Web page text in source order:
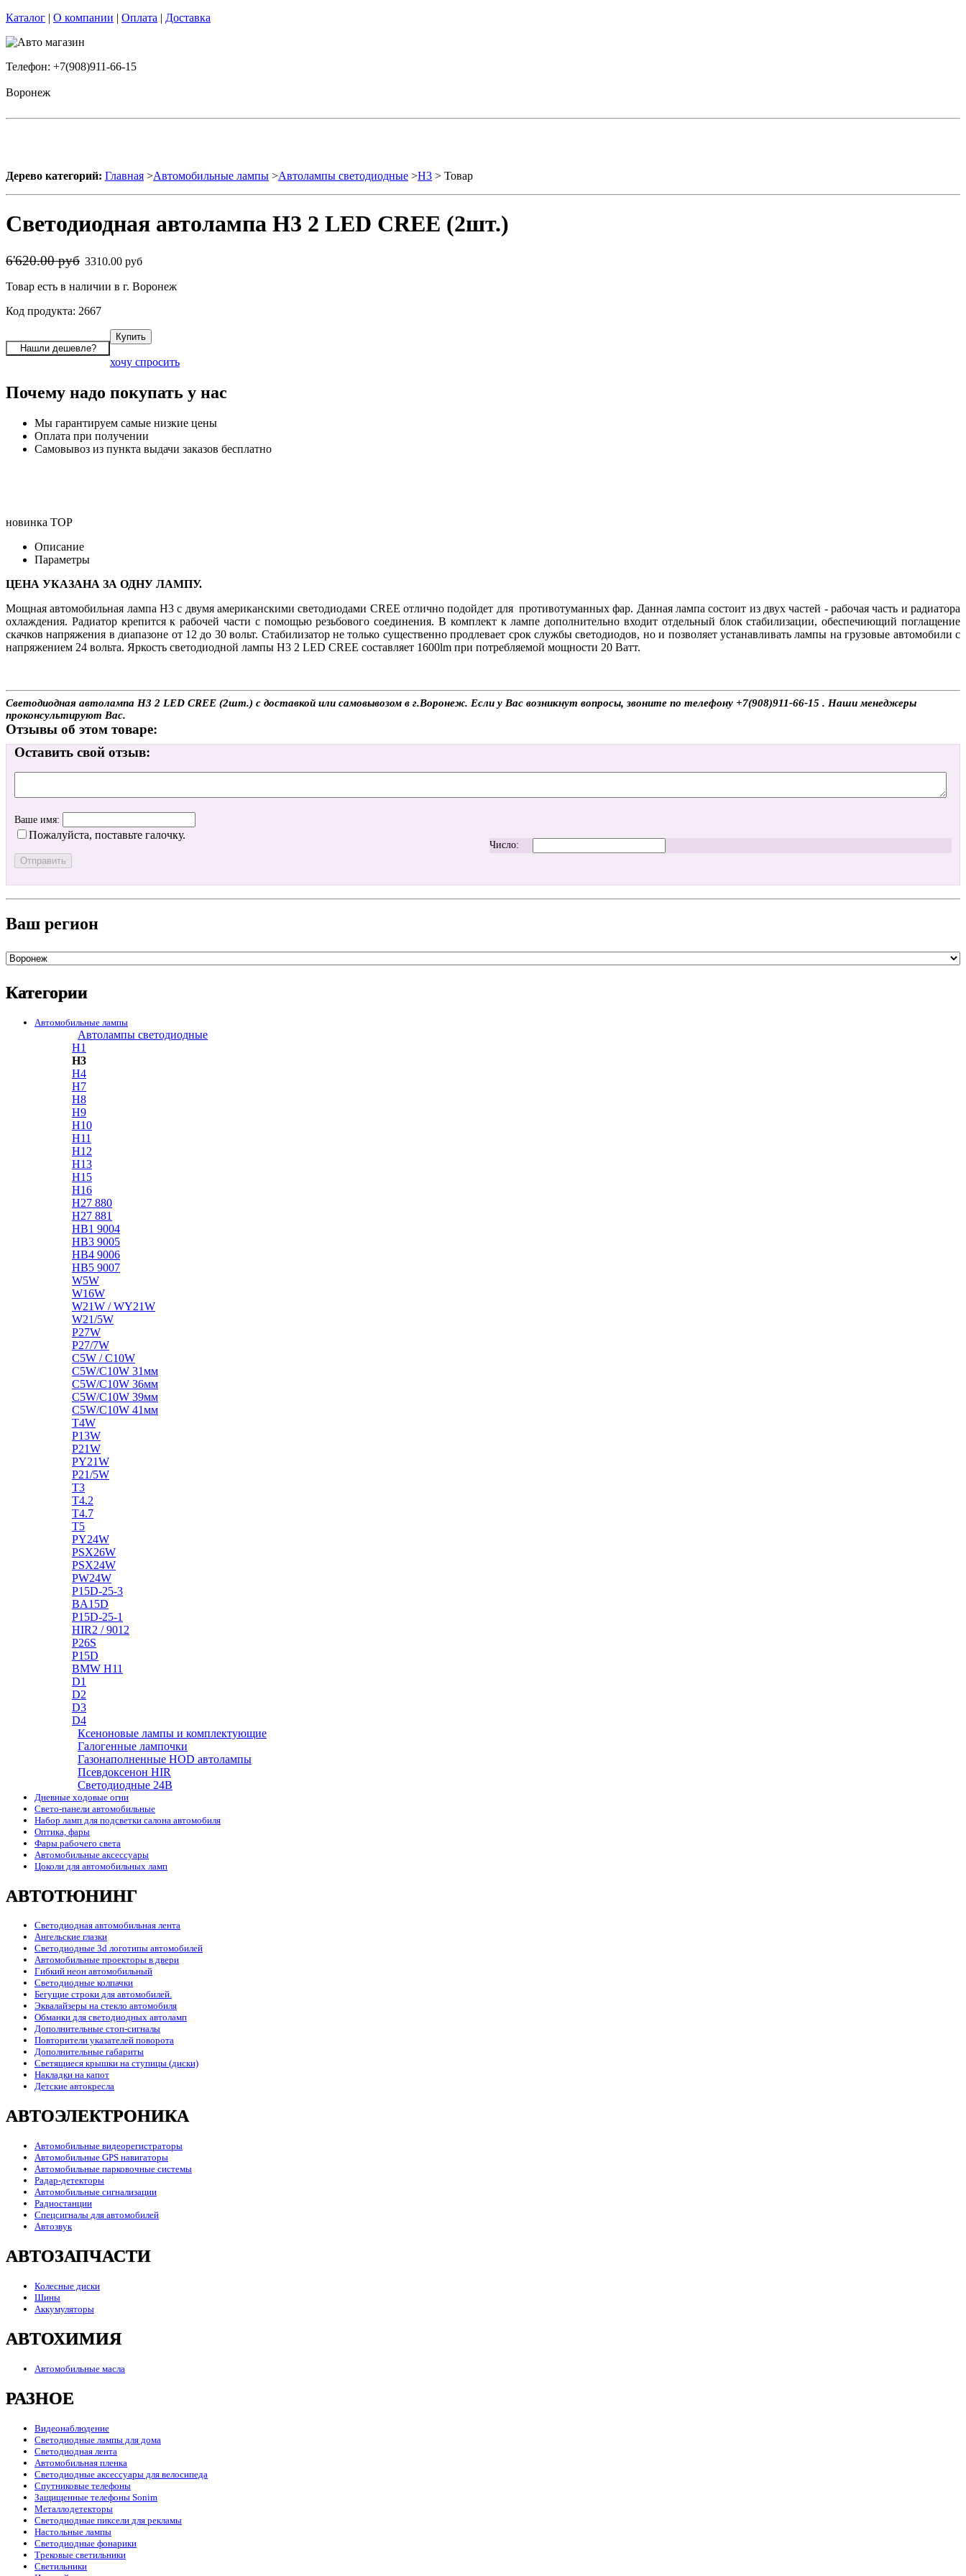
Каталог | О компании | Оплата | Доставка
Телефон: +7(908)911-66-15
Воронеж
Дерево категорий: Главная >Автомобильные лампы >Автолампы светодиодные >H3 > Товар
Светодиодная автолампа H3 2 LED CREE (2шт.)
6'620.00 руб 3310.00 руб
Товар есть в наличии в г. Воронеж
Код продукта: 2667
хочу спросить
Почему надо покупать у нас
Мы гарантируем самые низкие цены
Оплата при получении
Самовывоз из пункта выдачи заказов бесплатно
новинка TOP
Описание
Параметры
ЦЕНА УКАЗАНА ЗА ОДНУ ЛАМПУ.
Мощная автомобильная лампа H3 с двумя американскими светодиодами CREE отлично подойдет для противотуманных фар. Данная лампа состоит из двух частей - рабочая часть и радиатора
охлаждения. Радиатор крепится к рабочей части с помощью резьбового соединения. В комплект к лампе дополнительно входит отдельный блок стабилизации, обеспечиющий поглащение
скачков напряжения в диапазоне от 12 до 30 вольт. Стабилизатор не только существенно продлевает срок службы светодиодов, но и позволяет устанавливать лампы на грузовые автомобили с
напряжением 24 вольта. Яркость светодиодной лампы H3 2 LED CREE составляет 1600lm при потребляемой мощности 20 Ватт.
Светодиодная автолампа H3 2 LED CREE (2шт.) с доставкой или самовывозом в г.Воронеж. Если у Вас возникнут вопросы, звоните по телефону +7(908)911-66-15 . Наши менеджеры
проконсультируют Вас.
Отзывы об этом товаре:
Оставить свой отзыв:
Ваше имя:
Пожалуйста, поставьте галочку.
Число:
Ваш регион
Категории
Автомобильные лампы
Автолампы светодиодные
H1
H3
H4
H7
H8
H9
H10
H11
H12
H13
H15
H16
H27 880
H27 881
HB1 9004
HB3 9005
HB4 9006
HB5 9007
W5W
W16W
W21W / WY21W
W21/5W
P27W
P27/7W
C5W / C10W
C5W/C10W 31мм
C5W/C10W 36мм
C5W/C10W 39мм
C5W/C10W 41мм
T4W
P13W
P21W
PY21W
P21/5W
T3
T4.2
T4.7
T5
PY24W
PSX26W
PSX24W
PW24W
P15D-25-3
BA15D
P15D-25-1
HIR2 / 9012
P26S
P15D
BMW H11
D1
D2
D3
D4
Ксеноновые лампы и комплектующие
Галогенные лампочки
Газонаполненные HOD автолампы
Псевдоксенон HIR
Cветодиодные 24B
Дневные ходовые огни
Свето-панели автомобильные
Набор ламп для подсветки салона автомобиля
Оптика, фары
Фары рабочего света
Автомобильные аксессуары
Цоколи для автомобильных ламп
АВТОТЮНИНГ
Светодиодная автомобильная лента
Ангельские глазки
Светодиодные 3d логотипы автомобилей
Автомобильные проекторы в двери
Гибкий неон автомобильный
Светодиодные колпачки
Бегущие строки для автомобилей.
Эквалайзеры на стекло автомобиля
Обманки для светодиодных автоламп
Дополнительные стоп-сигналы
Повторители указателей поворота
Дополнительные габариты
Светящиеся крышки на ступицы (диски)
Накладки на капот
Детские автокресла
АВТОЭЛЕКТРОНИКА
Автомобильные видеорегистраторы
Автомобильные GPS навигаторы
Автомобильные парковочные системы
Радар-детекторы
Автомобильные сигнализации
Радиостанции
Спецсигналы для автомобилей
Автозвук
АВТОЗАПЧАСТИ
Колесные диски
Шины
Аккумуляторы
АВТОХИМИЯ
Автомобильные масла
РАЗНОЕ
Видеонаблюдение
Светодиодные лампы для дома
Светодиодная лента
Автомобильная пленка
Светодиодные аксессуары для велосипеда
Спутниковые телефоны
Защищенные телефоны Sonim
Металлодетекторы
Светодиодные пиксели для рекламы
Настольные лампы
Светодиодные фонарики
Трековые светильники
Светильники